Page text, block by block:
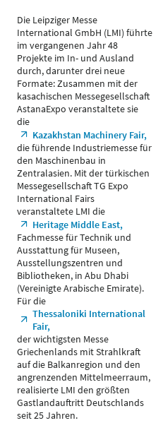
Die Leipziger Messe
International GmbH (LMI) führte
im vergangenen Jahr 48
Projekte im In- und Ausland
durch, darunter drei neue
Formate: Zusammen mit der
kasachischen Messegesellschaft
AstanaExpo veranstaltete sie
die
Kazakhstan Machinery Fair,
die führende Industriemesse für
den Maschinenbau in
Zentralasien. Mit der türkischen
Messegesellschaft TG Expo
International Fairs
veranstaltete LMI die
Heritage Middle East,
Fachmesse für Technik und
Ausstattung für Museen,
Ausstellungszentren und
Bibliotheken, in Abu Dhabi
(Vereinigte Arabische Emirate).
Für die
Thessaloniki International
Fair,
der wichtigsten Messe
Griechenlands mit Strahlkraft
auf die Balkanregion und den
angrenzenden Mittelmeerraum,
realisierte LMI den größten
Gastlandauftritt Deutschlands
seit 25 Jahren.